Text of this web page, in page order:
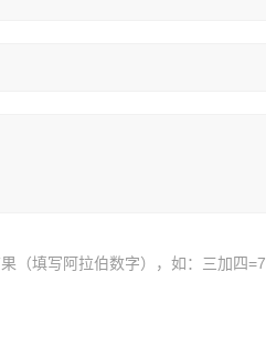
（填写阿拉伯数字），如：三加四=7